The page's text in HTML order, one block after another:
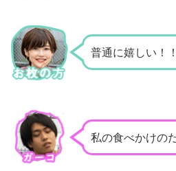
普通に嬉しい！
私の食べかけの